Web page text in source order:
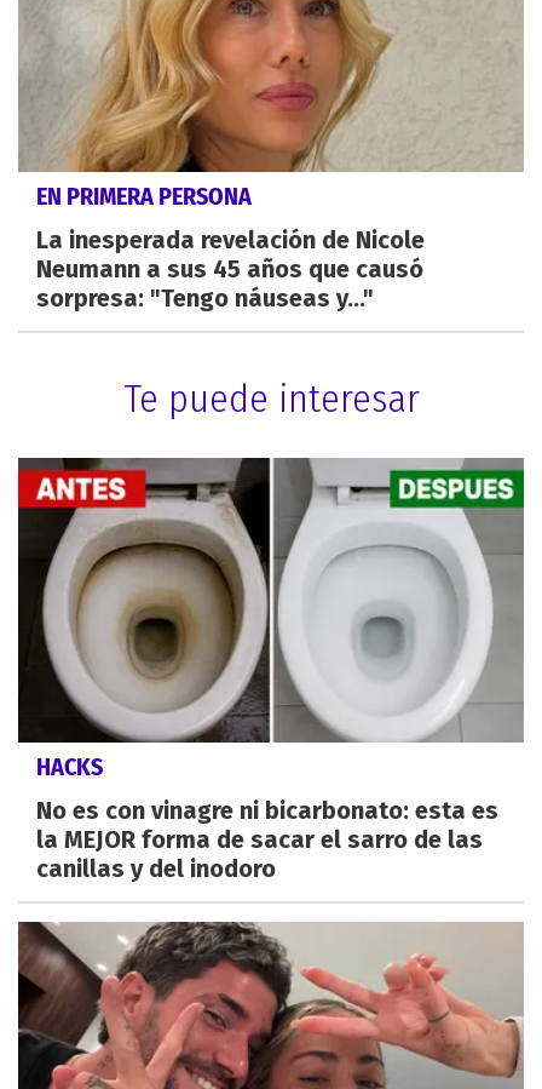
EN PRIMERA PERSONA
La inesperada revelación de Nicole
Neumann a sus 45 años que causó
sorpresa: "Tengo náuseas y..."
Te puede interesar
HACKS
No es con vinagre ni bicarbonato: esta es
la MEJOR forma de sacar el sarro de las
canillas y del inodoro